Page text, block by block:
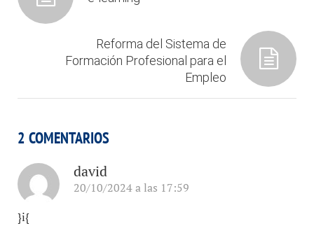
Reforma del Sistema de
Formación Profesional para el
Empleo
2 COMENTARIOS
david
20/10/2024 a las 17:59
}i{